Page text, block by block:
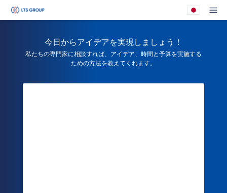
メ
あなたの会社
今日からアイデアを実現しましょう！
私たちの専門家に相談すれば、アイデア、時間と予算を実施する
ための方法を教えてくれます。